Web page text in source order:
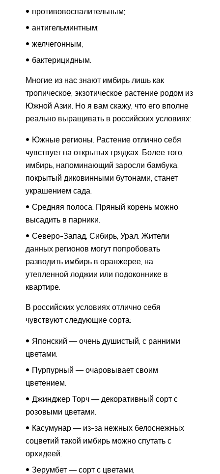
противовоспалительным;
антигельминтным;
желчегонным;
бактерицидным.
Многие из нас знают имбирь лишь как
тропическое, экзотическое растение родом из
Южной Азии. Но я вам скажу, что его вполне
реально выращивать в российских условиях:
Южные регионы. Растение отлично себя
чувствует на открытых грядках. Более того,
имбирь, напоминающий заросли бамбука,
покрытый диковинными бутонами, станет
украшением сада.
Средняя полоса. Пряный корень можно
высадить в парники.
Северо-Запад, Сибирь, Урал. Жители
данных регионов могут попробовать
разводить имбирь в оранжерее, на
утепленной лоджии или подоконнике в
квартире.
В российских условиях отлично себя
чувствуют следующие сорта:
Японский — очень душистый, с ранними
цветами.
Пурпурный — очаровывает своим
цветением.
Джинджер Торч — декоративный сорт с
розовыми цветами.
Касумунар — из-за нежных белоснежных
соцветий такой имбирь можно спутать с
орхидеей.
Зерумбет — сорт с цветами,